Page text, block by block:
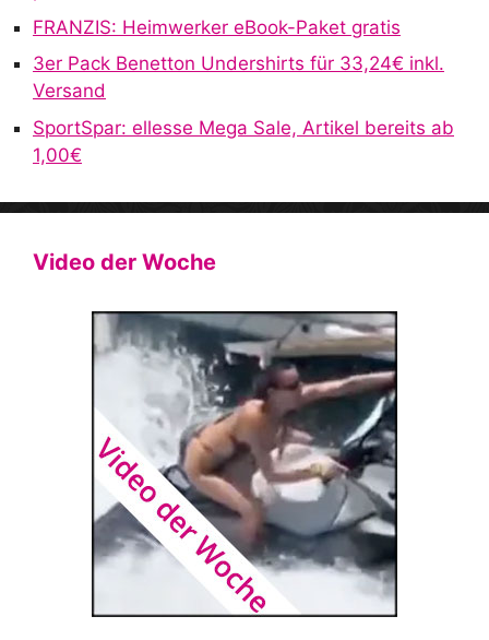
FRANZIS: Heimwerker eBook-Paket gratis
3er Pack Benetton Undershirts für 33,24€ inkl.
Versand
SportSpar: ellesse Mega Sale, Artikel bereits ab
1,00€
Video der Woche